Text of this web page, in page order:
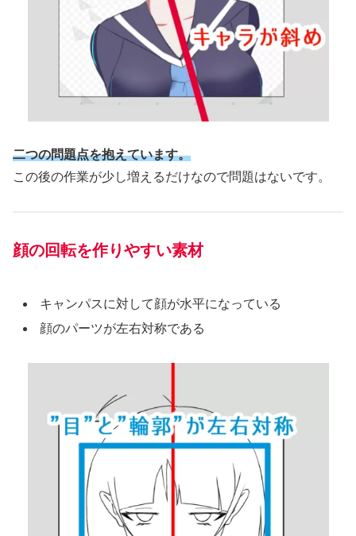
二つの問題点を抱えています。
この後の作業が少し増えるだけなので問題はないです。
顔の回転を作りやすい素材
キャンパスに対して顔が水平になっている
顔のパーツが左右対称である